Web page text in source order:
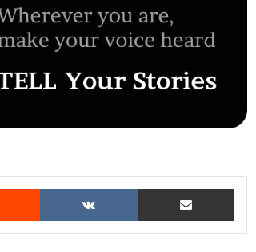
Reddit VKontakte Share via Email